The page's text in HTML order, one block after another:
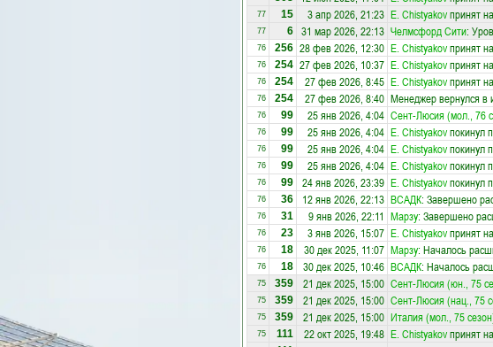
77 15 3 апр 2026, 21:23 E. Chistyakovпринят
77 6 31 мар 2026, 22:13 Челмсфорд Сити:
76 256 28 фев 2026, 12:30 E. Chistyakovпринят
76 254 27 фев 2026, 10:37 E. Chistyakovпринят
76 254 27 фев 2026, 8:45 E. Chistyakovпринят
76 254 27 фев 2026, 8:40 Менеджер вернулся в
76 99 25 янв 2026, 4:04 Сент-Люсия (мол., 76
76 99 25 янв 2026, 4:04 E. Chistyakovпокинул
76 99 25 янв 2026, 4:04 E. Chistyakovпокинул
76 99 25 янв 2026, 4:04 E. Chistyakovпокинул
76 99 24 янв 2026, 23:39 E. Chistyakovпокинул
76 36 12 янв 2026, 22:13 ВСАДК: Завершено
76 31 9 янв 2026, 22:11 Марзу: Завершено
76 23 3 янв 2026, 15:07 E. Chistyakovпринят
76 18 30 дек 2025, 11:07 Марзу: Началось
76 18 30 дек 2025, 10:46 ВСАДК: Началось
75 359 21 дек 2025, 15:00 Сент-Люсия (юн., 75
75 359 21 дек 2025, 15:00 Сент-Люсия (нац., 75
75 359 21 дек 2025, 15:00 Италия (мол., 75
75 111 22 окт 2025, 19:48 E. Chistyakovпринят